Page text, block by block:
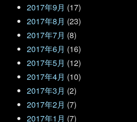
2017年9月 (17)
2017年8月 (23)
2017年7月 (8)
2017年6月 (16)
2017年5月 (12)
2017年4月 (10)
2017年3月 (2)
2017年2月 (7)
2017年1月 (7)